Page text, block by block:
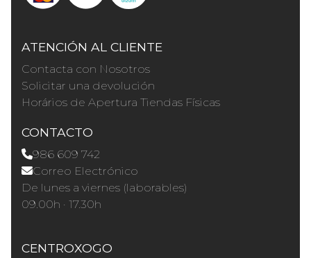
ATENCIÓN AL CLIENTE
Contacta con Nosotros
Solicitar una devolución
Horários de Apertura Tiendas Físicas
CONTACTO
986 609 742
Correo Electrónico
De lunes a viernes (laborables)
09.00h · 17.30h
CENTROXOGO